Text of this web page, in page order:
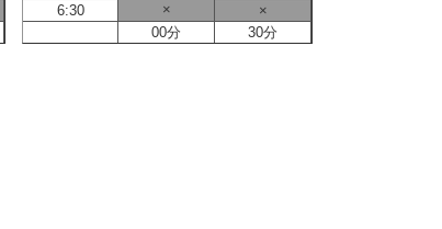
6:30
×
×
00分
30分